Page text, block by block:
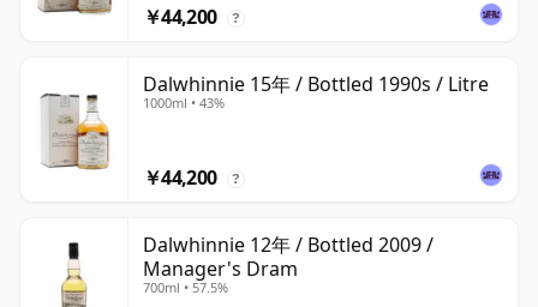
￥44,200 ?
Dalwhinnie 15年 / Bottled 1990s / Litre
1000ml • 43%
￥44,200 ?
Dalwhinnie 12年 / Bottled 2009 /
Manager's Dram
700ml • 57.5%